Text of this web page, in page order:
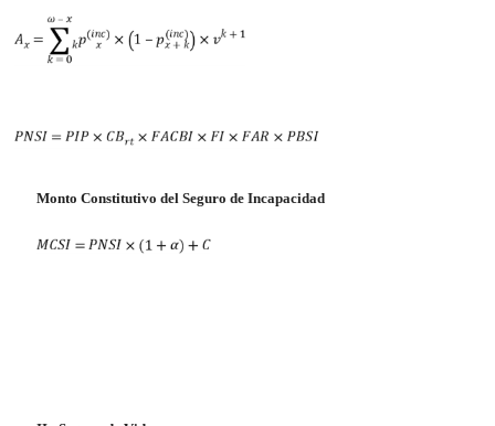
Monto Constitutivo del Seguro de Incapacidad